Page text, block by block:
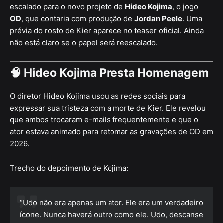
escalado para o novo projeto de Hideo Kojima, o jogo
OD, que contaria com produção de Jordan Peele. Uma
prévia do rosto de Kier aparece no teaser oficial. Ainda
não está claro se o papel será reescalado.
🧠 Hideo Kojima Presta Homenagem
O diretor Hideo Kojima usou as redes sociais para
expressar sua tristeza com a morte de Kier. Ele revelou
que ambos trocaram e-mails frequentemente e que o
ator estava animado para retomar as gravações de OD em
2026.
Trecho do depoimento de Kojima:
“Udo não era apenas um ator. Ele era um verdadeiro
ícone. Nunca haverá outro como ele. Udo, descanse